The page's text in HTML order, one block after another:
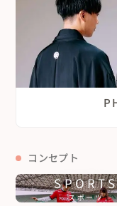
コンセプト
SPORTS
スポーツ